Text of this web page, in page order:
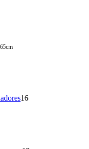
33
products
1616